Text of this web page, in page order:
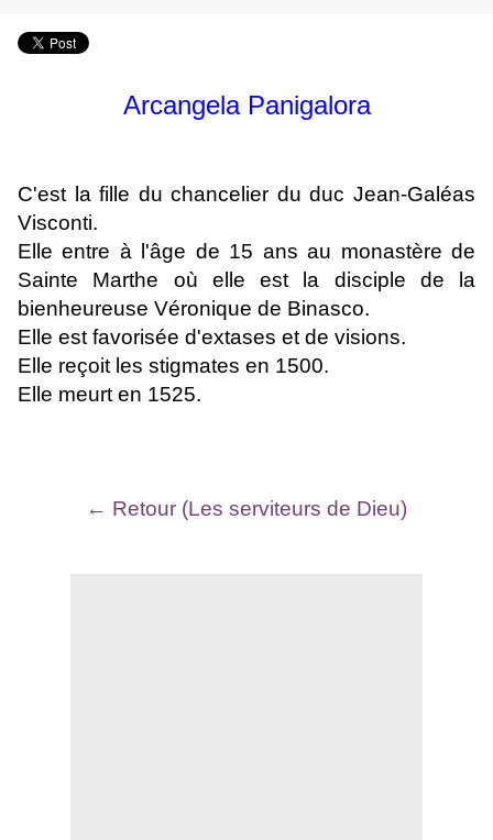
Arcangela Panigalora
C'est la fille du chancelier du duc Jean-Galéas
Visconti.
Elle entre à l'âge de 15 ans au monastère de
Sainte Marthe où elle est la disciple de la
bienheureuse Véronique de Binasco.
Elle est favorisée d'extases et de visions.
Elle reçoit les stigmates en 1500.
Elle meurt en 1525.
← Retour (Les serviteurs de Dieu)